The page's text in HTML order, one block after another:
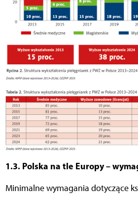
1.3. Polska na tle Europy –
Minimalne wymagania dotyczące